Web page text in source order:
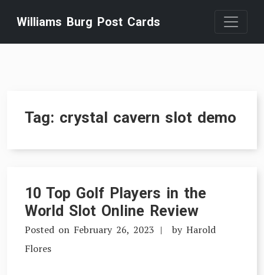
content
Williams Burg Post Cards
Tag: crystal cavern slot demo
10 Top Golf Players in the
World Slot Online Review
Posted on February 26, 2023 by Harold
Flores